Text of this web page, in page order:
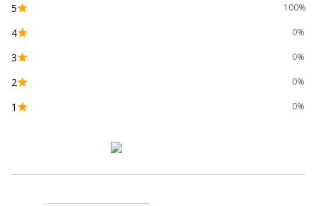
Hauteur
Largeur
5 100%
4 0%
3 0%
2 0%
1 0%